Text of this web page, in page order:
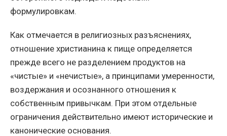
формулировкам.
Как отмечается в религиозных разъяснениях,
отношение христианина к пище определяется
прежде всего не разделением продуктов на
«чистые» и «нечистые», а принципами умеренности,
воздержания и осознанного отношения к
собственным привычкам. При этом отдельные
ограничения действительно имеют исторические и
канонические основания.